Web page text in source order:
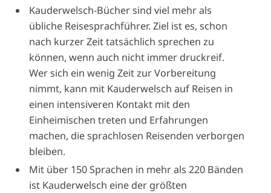
Kauderwelsch-Bücher sind viel mehr als
übliche Reisesprachführer. Ziel ist es, schon
nach kurzer Zeit tatsächlich sprechen zu
können, wenn auch nicht immer druckreif.
Wer sich ein wenig Zeit zur Vorbereitung
nimmt, kann mit Kauderwelsch auf Reisen in
einen intensiveren Kontakt mit den
Einheimischen treten und Erfahrungen
machen, die sprachlosen Reisenden verborgen
bleiben.
Mit über 150 Sprachen in mehr als 220 Bänden
ist Kauderwelsch eine der größten